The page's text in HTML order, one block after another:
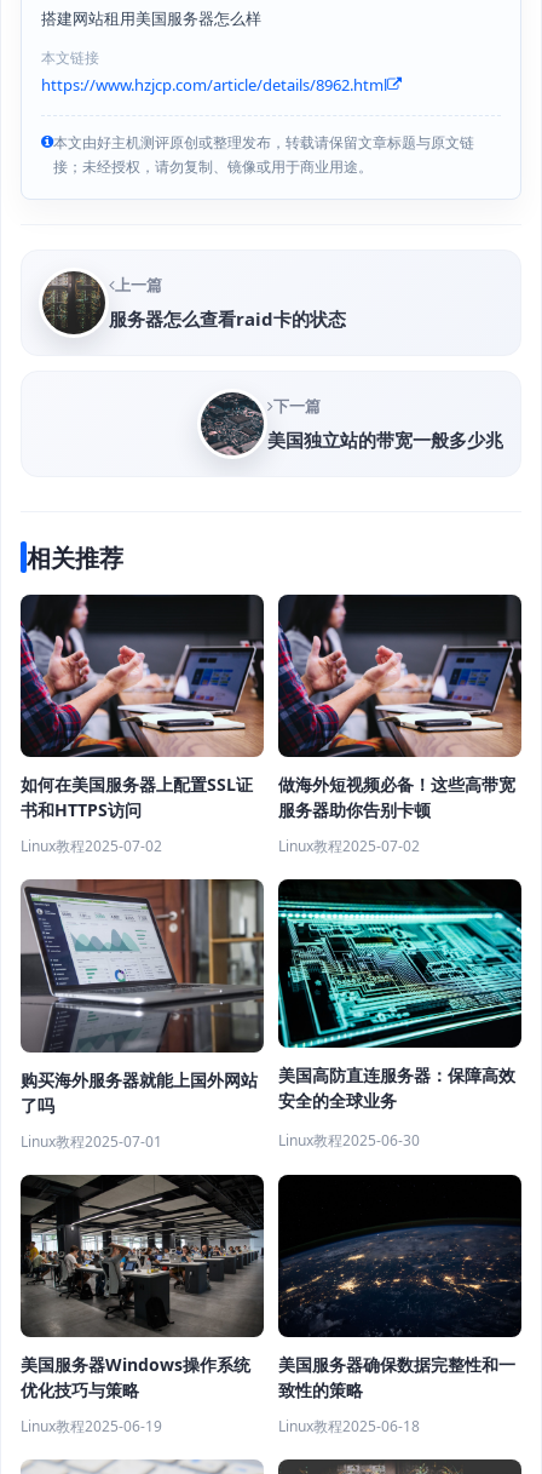
搭建网站租用美国服务器怎么样
本文链接
https://www.hzjcp.com/article/details/8962.html
本文由好主机测评原创或整理发布，转载请保留文章标题与原文链
接；未经授权，请勿复制、镜像或用于商业用途。
上一篇
服务器怎么查看raid卡的状态
下一篇
美国独立站的带宽一般多少兆
相关推荐
如何在美国服务器上配置SSL证
书和HTTPS访问
Linux教程2025-07-02
做海外短视频必备！这些高带宽
服务器助你告别卡顿
Linux教程2025-07-02
购买海外服务器就能上国外网站
了吗
Linux教程2025-07-01
美国高防直连服务器：保障高效
安全的全球业务
Linux教程2025-06-30
美国服务器Windows操作系统
优化技巧与策略
Linux教程2025-06-19
美国服务器确保数据完整性和一
致性的策略
Linux教程2025-06-18